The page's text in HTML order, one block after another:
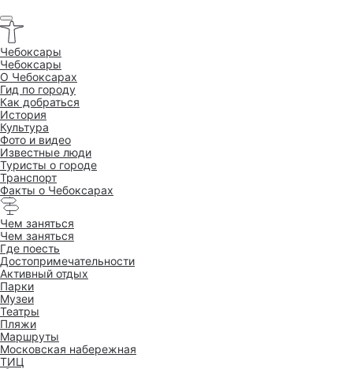
Чебоксары
Чебоксары
O Чебоксарах
Гид по городу
Как добраться
История
Культура
Фото и видео
Известные люди
Туристы о городе
Транспорт
Факты о Чебоксарах
Чем заняться
Чем заняться
Где поесть
Достопримеча­тельности
Активный отдых
Парки
Музеи
Театры
Пляжи
Маршруты
Московская набережная
ТИЦ